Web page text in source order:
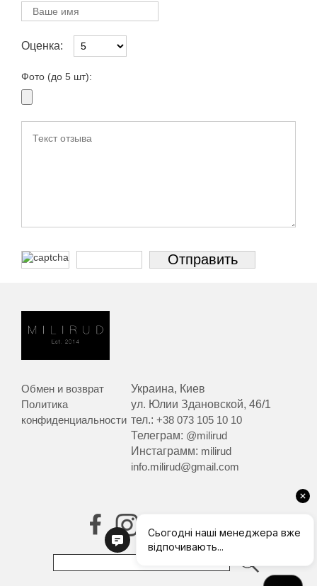
Оценка:
Фото (до 5 шт):
Обмен и возврат
Политика
конфиденциальности
Украина, Киев
ул. Юлии Здановской, 46/1
тел.:+38 073 105 10 10
Телеграм: @milirud
Инстаграмм: milirud
info.milirud@gmail.com